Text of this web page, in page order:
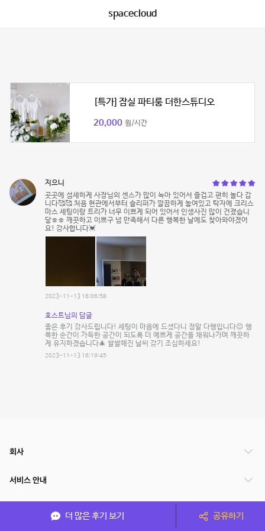
spacecloud
[특가] 잠실 파티룸 더한스튜디오
20,000 원/시간
지으니
곳곳에 섬세하게 사장님의 센스가 많이 녹아 있어서 즐겁고 편히 놀다 갑
니다🥰🥰 처음 현관에서부터 슬리퍼가 깔끔하게 놓여있고 탁자에 크리스
마스 세팅이랑 트리가 너무 이쁘게 되어 있어서 인생사진 많이 건졌습니
닿ㅎㅎ 깨끗하고 이쁘구 넘 만족해서 다른 행복한 날에도 찾아와야겠어
요! 감사합니다💓
2023-11-13 16:06:58
호스트님의 답글
좋은 후기 감사드립니다! 세팅이 마음에 드셨다니 정말 다행입니다😊 행
복한 순간이 가득한 공간이 되도록 더 예쁘게 공간을 채워나가며 깨끗하
게 유지하겠습니다🎄 쌀쌀해진 날씨 감기 조심하세요!
2023-11-13 16:19:45
더 많은 후기 보기 공유하기
회사
서비스 안내